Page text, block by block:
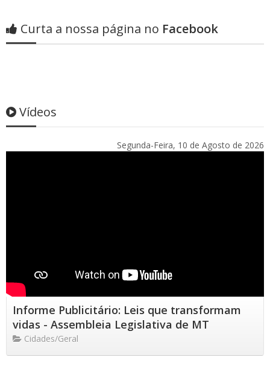
Curta a nossa página no Facebook
Vídeos
Segunda-Feira, 10 de Agosto de 2026
Informe Publicitário: Leis que transformam
vidas - Assembleia Legislativa de MT
Cidades/Geral